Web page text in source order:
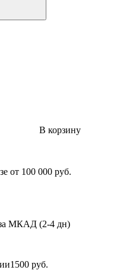
В корзину
от 100 000 руб.
МКАД (2-4 дн)
руб.